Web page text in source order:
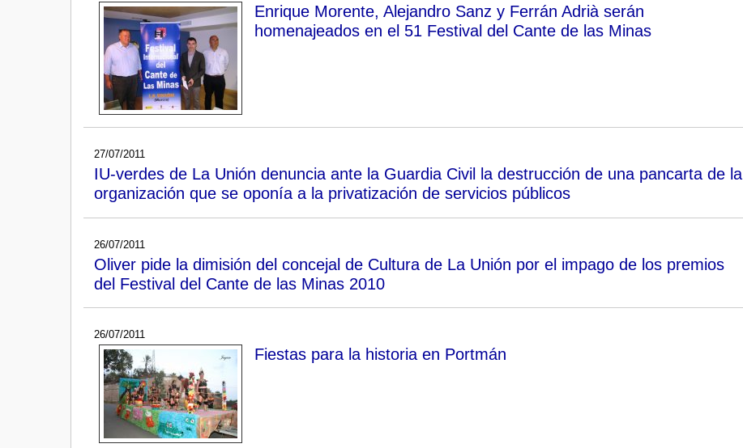
Enrique Morente, Alejandro Sanz y Ferrán Adrià serán
homenajeados en el 51 Festival del Cante de las Minas
27/07/2011
IU-verdes de La Unión denuncia ante la Guardia Civil la destrucción de una pancarta de la
organización que se oponía a la privatización de servicios públicos
26/07/2011
Oliver pide la dimisión del concejal de Cultura de La Unión por el impago de los premios
del Festival del Cante de las Minas 2010
26/07/2011
Fiestas para la historia en Portmán